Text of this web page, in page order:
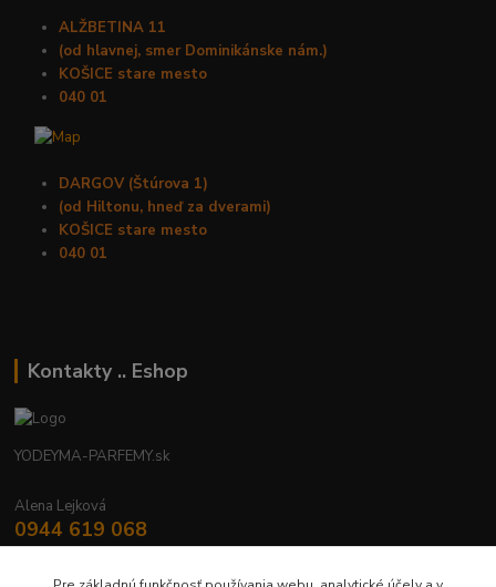
ALŽBETINA 11
(od hlavnej, smer Dominikánske nám.)
KOŠICE stare mesto
040 01
DARGOV (Štúrova 1)
(od Hiltonu, hneď za dverami)
KOŠICE stare mesto
040 01
Kontakty .. Eshop
YODEYMA-PARFEMY.sk
Alena Lejková
0944 619 068
Nonstop